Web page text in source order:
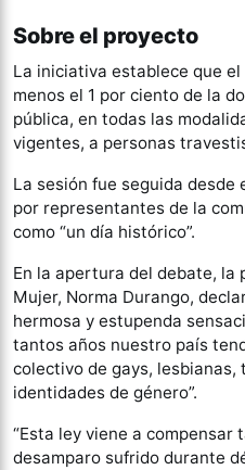
Sobre el proyecto
La iniciativa establece que
menos el 1 por ciento de la
pública, en todas las
vigentes, a personas
La sesión fue seguida
por representantes de la
como “un día histórico”.
En la apertura del debate, la
Mujer, Norma Durango,
hermosa y estupenda
tantos años nuestro país
colectivo de gays,
identidades de género”.
“Esta ley viene a
desamparo sufrido durante